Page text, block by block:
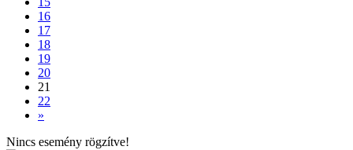
16
17
18
19
20
21
22
»
Nincs esemény rögzítve!